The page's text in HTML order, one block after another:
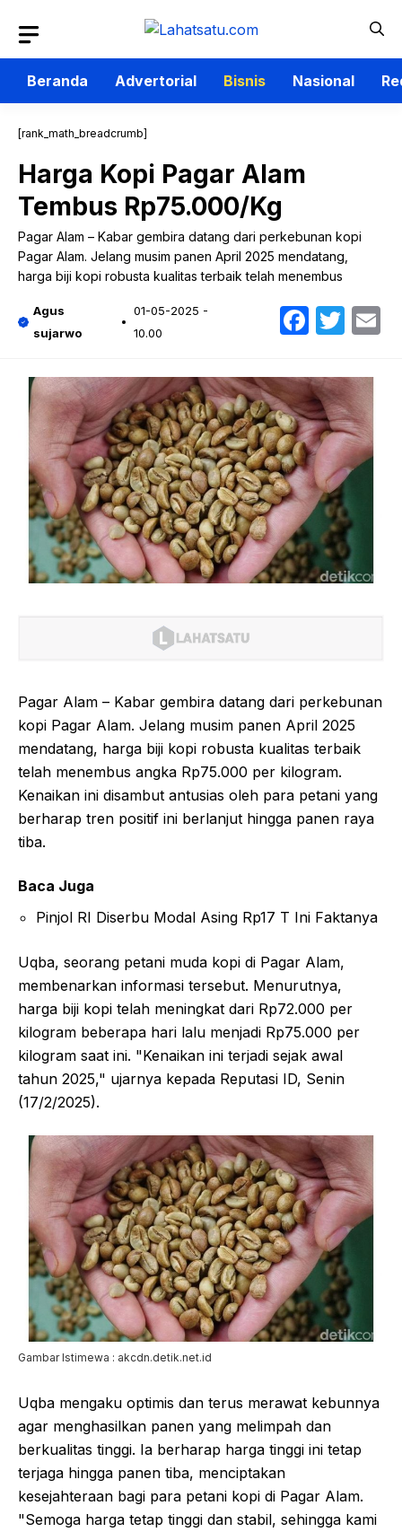
isi
Beranda
Advertorial Bisnis Nasional
[rank_math_breadcrumb]
Harga Kopi Pagar Alam
Tembus Rp75.000/Kg
Pagar Alam – Kabar gembira datang dari perkebunan kopi
Pagar Alam. Jelang musim panen April 2025 mendatang,
harga biji kopi robusta kualitas terbaik telah menembus
Agus
sujarwo
01-05-2025 -
10.00
Pagar Alam – Kabar gembira datang dari perkebunan
kopi Pagar Alam. Jelang musim panen April 2025
mendatang, harga biji kopi robusta kualitas terbaik
telah menembus angka Rp75.000 per kilogram.
Kenaikan ini disambut antusias oleh para petani yang
berharap tren positif ini berlanjut hingga panen raya
tiba.
Baca Juga
Pinjol RI Diserbu Modal Asing Rp17 T Ini Faktanya
Uqba, seorang petani muda kopi di Pagar Alam,
membenarkan informasi tersebut. Menurutnya,
harga biji kopi telah meningkat dari Rp72.000 per
kilogram beberapa hari lalu menjadi Rp75.000 per
kilogram saat ini. "Kenaikan ini terjadi sejak awal
tahun 2025," ujarnya kepada Reputasi ID, Senin
(17/2/2025).
Gambar Istimewa : akcdn.detik.net.id
Uqba mengaku optimis dan terus merawat kebunnya
agar menghasilkan panen yang melimpah dan
berkualitas tinggi. Ia berharap harga tinggi ini tetap
terjaga hingga panen tiba, menciptakan
kesejahteraan bagi para petani kopi di Pagar Alam.
"Semoga harga tetap tinggi dan stabil, sehingga kami